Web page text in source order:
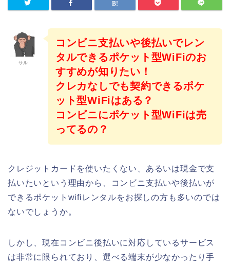
サル
コンビニ支払いや後払いでレン
タルできるポケット型WiFiのお
すすめが知りたい！
クレカなしでも契約できるポケ
ット型WiFiはある？
コンビニにポケット型WiFiは売
ってるの？
クレジットカードを使いたくない、あるいは現金で支
払いたいという理由から、コンビニ支払いや後払いが
できるポケットwifiレンタルをお探しの方も多いのでは
ないでしょうか。
しかし、現在コンビニ後払いに対応しているサービス
は非常に限られており、選べる端末が少なかったり手